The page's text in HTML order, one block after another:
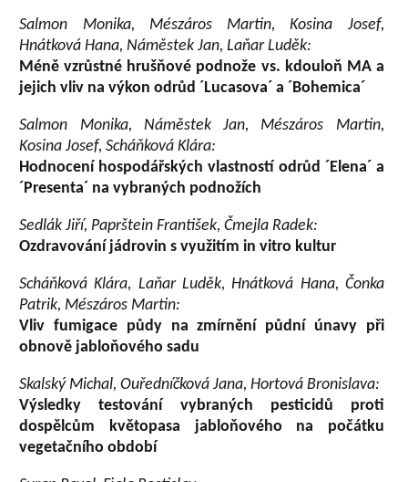
Salmon Monika, Mészáros Martin, Kosina Josef,
Hnátková Hana, Náměstek Jan, Laňar Luděk:
Méně vzrůstné hrušňové podnože vs. kdouloň MA a
jejich vliv na výkon odrůd ´Lucasova´ a ´Bohemica´
Salmon Monika, Náměstek Jan, Mészáros Martin,
Kosina Josef, Scháňková Klára:
Hodnocení hospodářských vlastností odrůd ´Elena´ a
´Presenta´ na vybraných podnožích
Sedlák Jiří, Paprštein František, Čmejla Radek:
Ozdravování jádrovin s využitím in vitro kultur
Scháňková Klára, Laňar Luděk, Hnátková Hana, Čonka
Patrik, Mészáros Martin:
Vliv fumigace půdy na zmírnění půdní únavy při
obnově jabloňového sadu
Skalský Michal, Ouředníčková Jana, Hortová Bronislava:
Výsledky testování vybraných pesticidů proti
dospělcům květopasa jabloňového na počátku
vegetačního období